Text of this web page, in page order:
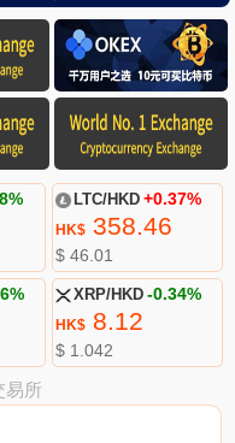
LTC/HKD +0.37%
HK$358.46
$ 46.01
XRP/HKD -0.34%
HK$8.12
$ 1.042
易所